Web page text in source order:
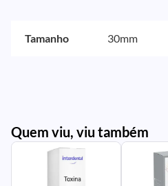
Tamanho 30mm
Quem viu, viu também